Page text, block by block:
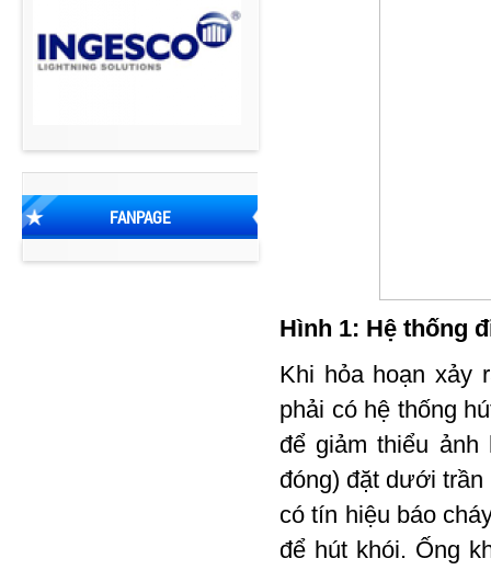
FANPAGE
Hình 1: Hệ thống
Khi hỏa hoạn xảy
phải có hệ thống
để giảm thiểu
đóng) đặt dưới
có tín hiệu báo
để hút khói. Ống